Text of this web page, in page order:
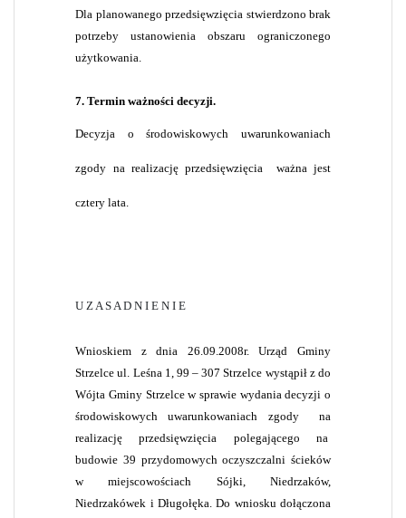
Dla planowanego przedsięwzięcia stwierdzono brak
potrzeby ustanowienia obszaru ograniczonego
użytkowania.
7. Termin ważności decyzji.
Decyzja o środowiskowych uwarunkowaniach
zgody na realizację przedsięwzięcia ważna jest
cztery lata.
U Z A S A D N I E N I E
Wnioskiem z dnia 26.09.2008r. Urząd Gminy
Strzelce ul. Leśna 1, 99 – 307 Strzelce wystąpił z do
Wójta Gminy Strzelce w sprawie wydania decyzji o
środowiskowych uwarunkowaniach zgody
na
realizację przedsięwzięcia polegającego na
budowie 39 przydomowych oczyszczalni ścieków
w miejscowościach Sójki, Niedrzaków,
Niedrzakówek i Długołęka. Do wniosku dołączona